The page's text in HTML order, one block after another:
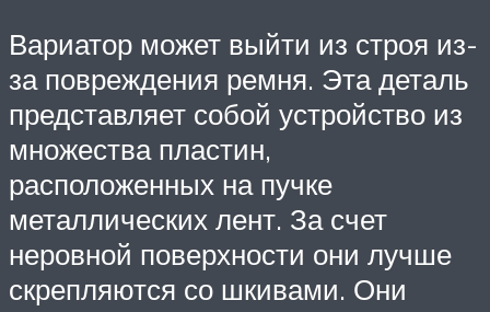
Вариатор может выйти из строя из-
за повреждения ремня. Эта деталь
представляет собой устройство из
множества пластин,
расположенных на пучке
металлических лент. За счет
неровной поверхности они лучше
скрепляются со шкивами. Они